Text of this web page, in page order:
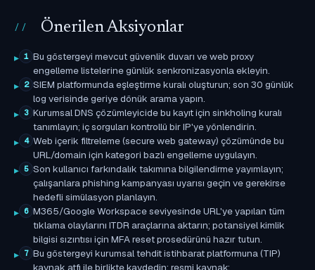
Önerilen Aksiyonlar
1 Bu göstergeyi mevcut güvenlik duvarı ve web proxy
engelleme listelerine günlük senkronizasyonla ekleyin.
2 SIEM platformunda eşleştirme kuralı oluşturun; son 30 günlük
log verisinde geriye dönük arama yapın.
3 Kurumsal DNS çözümleyicide bu kayıt için sinkholing kuralı
tanımlayın; iç sorguları kontrollü bir IP'ye yönlendirin.
4 Web içerik filtreleme (secure web gateway) çözümünde bu
URL/domain için kategori bazlı engelleme uygulayın.
5 Son kullanıcı farkındalık takımına bilgilendirme yayımlayın;
çalışanlara phishing kampanyası uyarısı geçin ve gerekirse
hedefli simülasyon planlayın.
6 M365/Google Workspace seviyesinde URL'ye yapılan tüm
tıklama olaylarını ITDR araçlarına aktarın; potansiyel kimlik
bilgisi sızıntısı için MFA reset prosedürünü hazır tutun.
7 Bu göstergeyi kurumsal tehdit istihbarat platformuna (TIP)
kaynak atfı ile birlikte kaydedin; resmi kaynak: